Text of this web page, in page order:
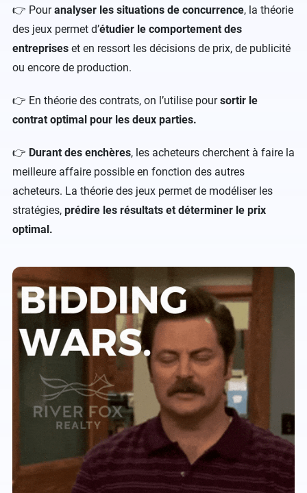
👉 Pouranalyser les situations de concurrence, la théorie
des jeux permet d’étudier le comportement des
entreprises et en ressort les décisions de prix, de publicité
ou encore de production.
👉 En théorie des contrats, on l’utilise poursortir le
contrat optimal pour les deux parties.
👉 Durant des enchères, les acheteurs cherchent à faire la
meilleure affaire possible en fonction des autres
acheteurs. La théorie des jeux permet de modéliser les
stratégies, prédire les résultats et déterminer le prix
optimal.